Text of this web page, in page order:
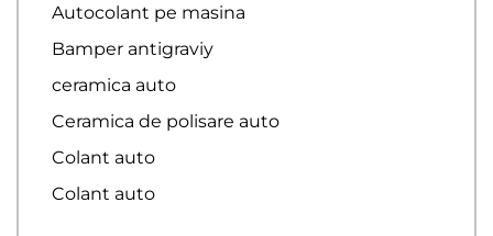
Autocolant pe masina
Bamper antigraviy
ceramica auto
Ceramica de polisare auto
Colant auto
Colant auto